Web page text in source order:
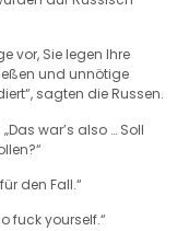
vor, Sie legen Ihre
und unnötige
sagten die Russen.
war’s also … Soll
den Fall.“
fuck yourself.“